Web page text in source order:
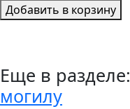
Добавить в корзину
Еще в разделе:
могилу